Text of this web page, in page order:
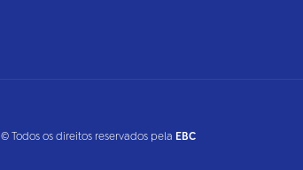
© Todos os direitos reservados pela EBC